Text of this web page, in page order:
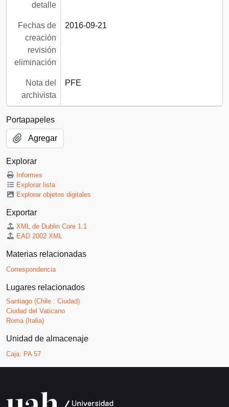
detalle
Fechas de
creación
revisión
eliminación
2016-09-21
Nota del
archivista
PFE
Portapapeles
Agregar
Explorar
Informes
Explorar lista
Explorar objetos digitales
Exportar
XML de Dublin Core 1.1
EAD 2002 XML
Materias relacionadas
Correspondencia
Lugares relacionados
Santiago (Chile : Ciudad)
Ciudad del Vaticano
Roma (Italia)
Unidad de almacenaje
Caja: PA 57